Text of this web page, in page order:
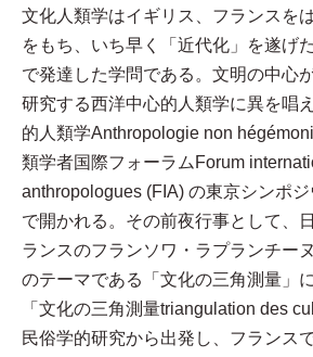
文化人類学はイギリス、フランスを
をもち、いち早く「近代化」を遂げ
で発達した学問である。文明の中心
研究する西洋中心的人類学に異を唱
的人類学Anthropologie non
類学者国際フォーラムForum
anthropologues (FIA) の東京シンポ
で開かれる。その前夜行事として、
ランスのフランソワ・ラプランチー
のテーマである「文化の三角測量」
「文化の三角測量triangulation des
民俗学的研究から出発し、フランス